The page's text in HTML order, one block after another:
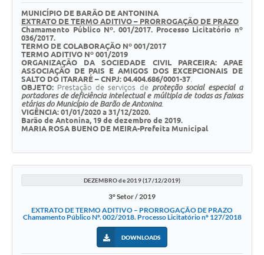
MUNICÍPIO DE BARÃO DE ANTONINA
EXTRATO DE TERMO ADITIVO – PRORROGAÇÃO DE PRAZO
Chamamento Público Nº. 001/2017. Processo Licitatório nº
036/2017.
TERMO DE COLABORAÇÃO Nº 001/2017
TERMO ADITIVO Nº 001/2019
ORGANIZAÇÃO DA SOCIEDADE CIVIL PARCEIRA:
APAE
ASSOCIAÇÃO DE PAIS E AMIGOS DOS EXCEPCIONAIS DE
SALTO DO ITARARÉ – CNPJ: 04.404.686/0001-37
OBJETO: Prestação de serviços de proteção social especial a
portadores de deficiência intelectual e múltipla de todas as faixas
etárias do Município de Barão de Antonina.
VIGÊNCIA: 01/01/2020 a 31/12/2020.
Barão de Antonina, 19 de dezembro de 2019.
MARIA ROSA BUENO DE MEIRA-Prefeita Municipal
DEZEMBRO de 2019 (17/12/2019)
3° Setor / 2019
EXTRATO DE TERMO ADITIVO – PRORROGAÇÃO DE PRAZO
Chamamento Público Nº. 002/2018. Processo Licitatório nº 127/2018
DOWNLOADS